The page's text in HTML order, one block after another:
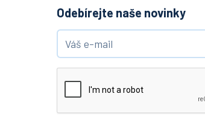
Odebírejte naše novinky